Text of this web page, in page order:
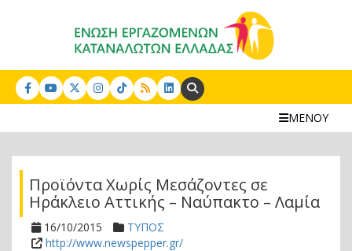
Search:
ΜΕΝΟΥ
Προϊόντα Χωρίς Μεσάζοντες σε
Ηράκλειο Αττικής – Ναύπακτο – Λαμία
16/10/2015
ΤΥΠΟΣ
http://www.newspepper.gr/